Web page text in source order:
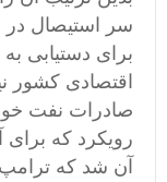
سر استیصال در
برای دستیابی
اقتصادی کشور
صادرات نفت
رویکرد که برای
آن شد که